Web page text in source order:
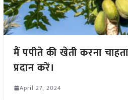
मैं पपीते की खेती करना
प्रदान करें।
April 27, 2024